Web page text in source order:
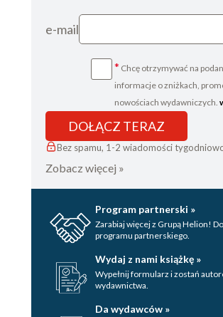
W tym samym czasie po wschodniej
Londynu
W tym samym momencie w
e-mail
* Chcę otrzymywać na
informacje o zniżkach,
nowościach wydawniczych.
DOŁĄCZ TERAZ
Bez spamu, 1-2 wiadomości
Zobacz więcej »
Program partnerski »
Zarabiaj więcej z Grupą Helion!
programu partnerskiego.
Wydaj z nami książkę »
Wypełnij formularz i zostań
wydawnictwa.
Da wydawców »